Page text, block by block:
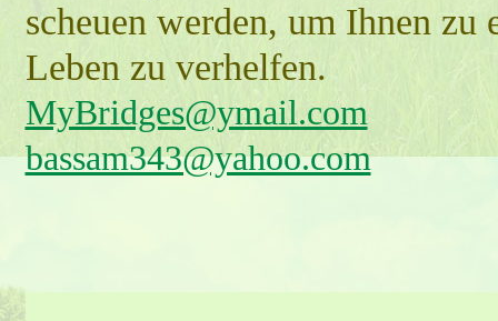
scheuen werden, um Ihnen zu
Leben zu verhelfen.
MyBridges@ymail.com
bassam343@yahoo.com